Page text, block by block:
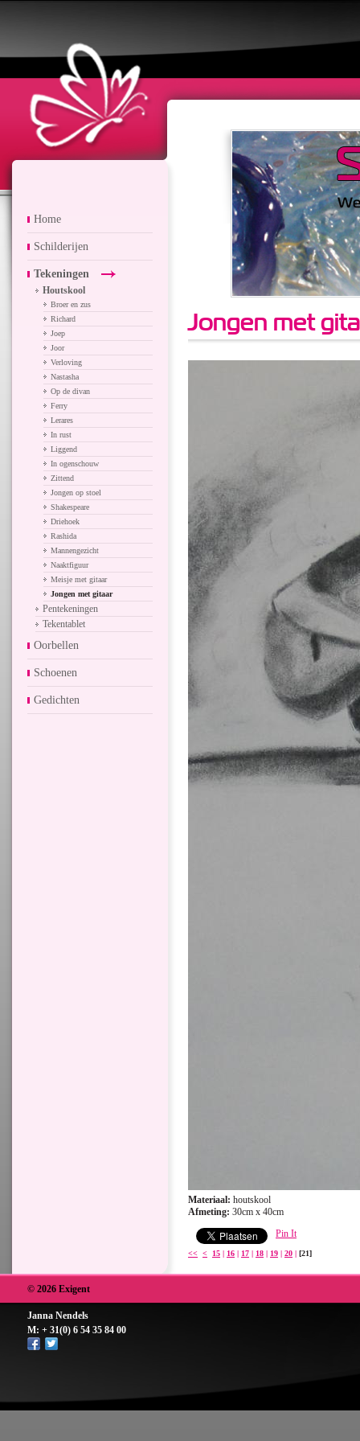
Home
Schilderijen
Tekeningen
Houtskool
Broer en zus
Richard
Joep
Joor
Verloving
Nastasha
Op de divan
Ferry
Lerares
In rust
Liggend
In ogenschouw
Zittend
Jongen op stoel
Shakespeare
Driehoek
Rashida
Mannengezicht
Naaktfiguur
Meisje met gitaar
Jongen met gitaar
Pentekeningen
Tekentablet
Oorbellen
Schoenen
Gedichten
Jongen met
Materiaal: houtskool
Afmeting: 30cm x 40cm
Pin It
<< < 15 | 16 | 17 | 18 | 19 | 20 | [21]
© 2026 Exigent
Janna Nendels
M: + 31(0) 6 54 35 84 00